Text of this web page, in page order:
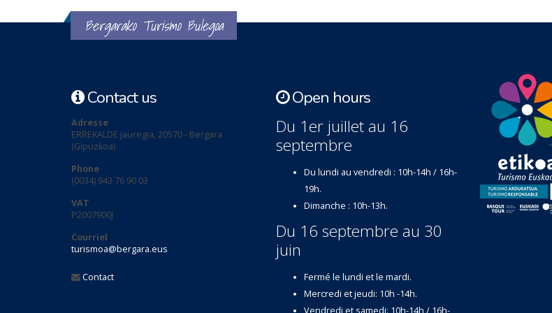
Bergarako Turismo Bulegoa
Contact us
Adresse
ERREKALDE jauregia, 20570 - Bergara
(Gipuzkoa)
Phone
(0034) 943 76 90 03
VAT
P2007900J
Courriel
turismoa@bergara.eus
Contact
Open hours
Du 1er juillet au 16
septembre
Du lundi au vendredi : 10h-14h / 16h-
19h.
Dimanche : 10h-13h.
Du 16 septembre au 30
juin
Fermé le lundi et le mardi.
Mercredi et jeudi: 10h -14h.
Vendredi et samedi: 10h-14h / 16h-